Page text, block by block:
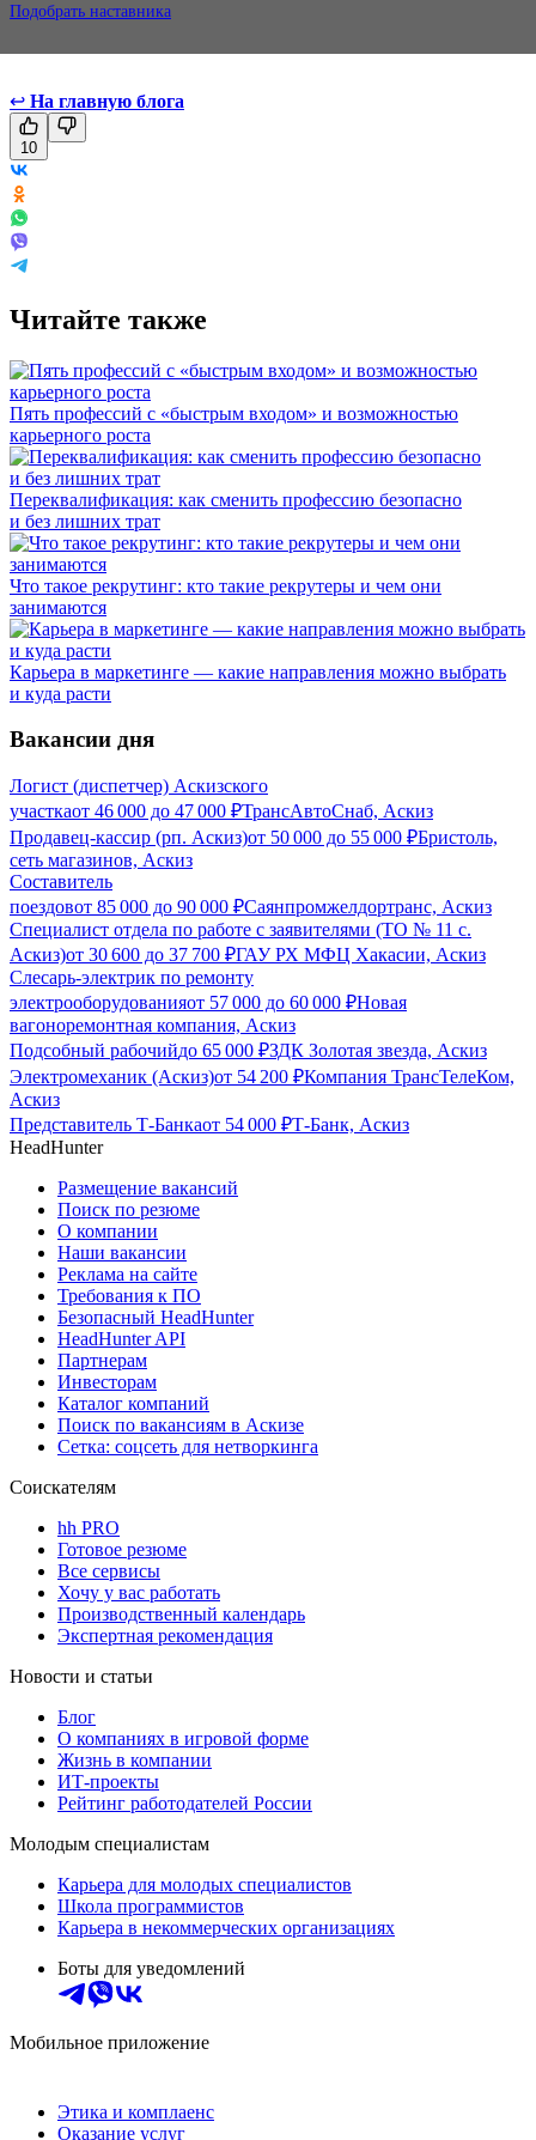
Подобрать наставника
↩ На главную блога
10
Читайте также
Пять профессий с «быстрым входом» и возможностью
карьерного роста
Переквалификация: как сменить профессию безопасно
и без лишних трат
Что такое рекрутинг: кто такие рекрутеры и чем они
занимаются
Карьера в маркетинге — какие направления можно выбрать
и куда расти
Вакансии дня
Логист (диспетчер) Аскизского
участкаот 46 000 до 47 000 ₽ТрансАвтоСнаб, Аскиз
Продавец-кассир (рп. Аскиз)от 50 000 до 55 000 ₽Бристоль,
сеть магазинов, Аскиз
Составитель
поездовот 85 000 до 90 000 ₽Саянпромжелдортранс, Аскиз
Специалист отдела по работе с заявителями (ТО № 11 с.
Аскиз)от 30 600 до 37 700 ₽ГАУ РХ МФЦ Хакасии, Аскиз
Слесарь-электрик по ремонту
электрооборудованияот 57 000 до 60 000 ₽Новая
вагоноремонтная компания, Аскиз
Подсобный рабочийдо 65 000 ₽ЗДК Золотая звезда, Аскиз
Электромеханик (Аскиз)от 54 200 ₽Компания ТрансТелеКом,
Аскиз
Представитель Т-Банкаот 54 000 ₽Т-Банк, Аскиз
HeadHunter
Размещение вакансий
Поиск по резюме
О компании
Наши вакансии
Реклама на сайте
Требования к ПО
Безопасный HeadHunter
HeadHunter API
Партнерам
Инвесторам
Каталог компаний
Поиск по вакансиям в Аскизе
Сетка: соцсеть для нетворкинга
Соискателям
hh PRO
Готовое резюме
Все сервисы
Хочу у вас работать
Производственный календарь
Экспертная рекомендация
Новости и статьи
Блог
О компаниях в игровой форме
Жизнь в компании
ИТ-проекты
Рейтинг работодателей России
Молодым специалистам
Карьера для молодых специалистов
Школа программистов
Карьера в некоммерческих организациях
Боты для уведомлений
Мобильное приложение
Этика и комплаенс
Оказание услуг